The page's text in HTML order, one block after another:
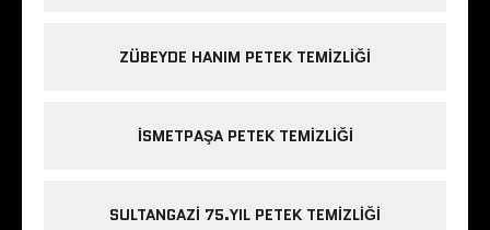
ZÜBEYDE HANIM PETEK TEMIZLIĞI
ISMETPAŞA PETEK TEMIZLIĞI
SULTANGAZI 75.YIL PETEK TEMIZLIĞI